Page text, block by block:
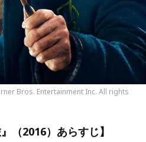
Bros. Entertainment Inc. All rights
（2016）あらすじ】